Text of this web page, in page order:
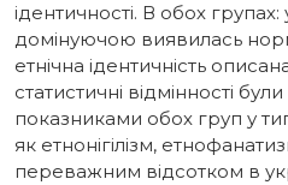
ідентичності. В обох групах:
домінуючою виявилась
етнічна ідентичність
статистичні відмінності
показниками обох груп у
як етнонігілізм,
переважним відсотком в